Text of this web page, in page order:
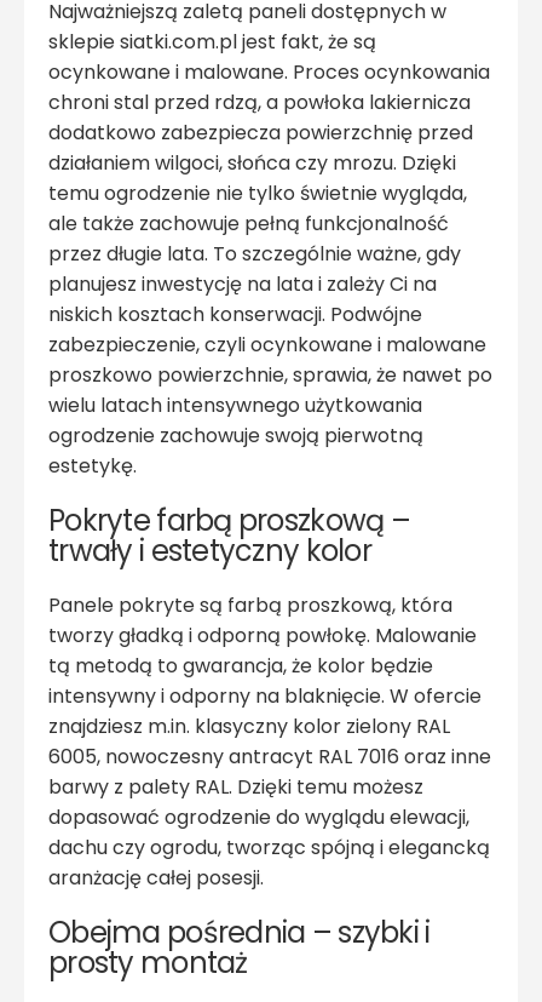
Najważniejszą zaletą paneli dostępnych w
sklepie siatki.com.pl jest fakt, że są
ocynkowane i malowane. Proces ocynkowania
chroni stal przed rdzą, a powłoka lakiernicza
dodatkowo zabezpiecza powierzchnię przed
działaniem wilgoci, słońca czy mrozu. Dzięki
temu ogrodzenie nie tylko świetnie wygląda,
ale także zachowuje pełną funkcjonalność
przez długie lata. To szczególnie ważne, gdy
planujesz inwestycję na lata i zależy Ci na
niskich kosztach konserwacji. Podwójne
zabezpieczenie, czyli ocynkowane i malowane
proszkowo powierzchnie, sprawia, że nawet po
wielu latach intensywnego użytkowania
ogrodzenie zachowuje swoją pierwotną
estetykę.
Pokryte farbą proszkową –
trwały i estetyczny kolor
Panele pokryte są farbą proszkową, która
tworzy gładką i odporną powłokę. Malowanie
tą metodą to gwarancja, że kolor będzie
intensywny i odporny na blaknięcie. W ofercie
znajdziesz m.in. klasyczny kolor zielony RAL
6005, nowoczesny antracyt RAL 7016 oraz inne
barwy z palety RAL. Dzięki temu możesz
dopasować ogrodzenie do wyglądu elewacji,
dachu czy ogrodu, tworząc spójną i elegancką
aranżację całej posesji.
Obejma pośrednia – szybki i
prosty montaż